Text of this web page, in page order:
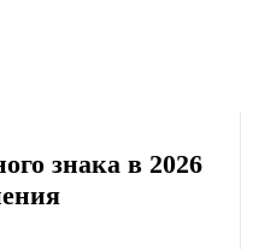
знака в 2026